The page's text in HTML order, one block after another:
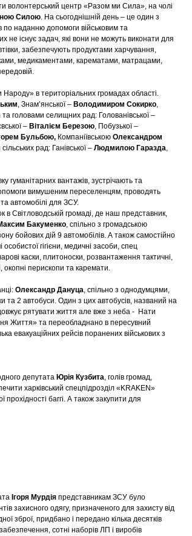
волонтерський центр «Разом ми Сила», на чолі
Силою. На сьогоднішній день – це один з
по наданню допомоги військовим та
не існує задач, які вони не можуть виконати для
забезпечують продуктами харчування,
медикаментами, карематами, матрацами,
в територіальних громадах області.
, Знам’янської – Володимиром Сокирко,
та головами селищних рад: Голованівської –
– Віталієм Березою, Побузької –
Бульбою, Компаніївською Олександром
рад: Ганівської – Людмилою Гаразда,
гуманітарних вантажів, зустрічають та
вимушеним переселенцям, проводять
автомобілі для ЗСУ.
Світловодській громаді, де наш представник,
Бакуменко, спільно з громадською
бойових дій 9 автомобілів. А також самостійно
гігієни, медичні засоби, спец
каски, плитоноски, розвантаження тактичні,
окопні перископи та каремати.
Олександр Дануца, спільно з однодумцями,
та 2 автобуси. Один з цих автобусів, названий на
рятувати життя але вже з неба - Нати
Життя» та переобладнано в пересувний
евакуаційних рейсів поранених військових з
депутата Юрія Кузбита, голів громад,
харківський спецпідрозділ «KRAKEN»
баггі. А також закупити для
Ігоря Мурдія представникам ЗСУ було
захисного одягу, призначеного для захисту від
зброї, придбано і передано кілька десятків
сотні наборів ЛП і виробів